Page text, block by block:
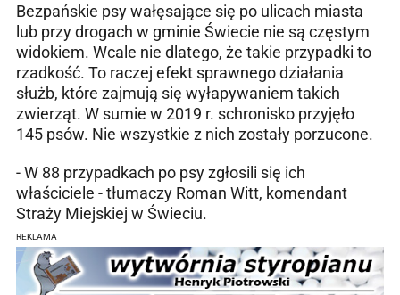
Bezpańskie psy wałęsające się po ulicach miasta
lub przy drogach w gminie Świecie nie są częstym
widokiem. Wcale nie dlatego, że takie przypadki to
rzadkość. To raczej efekt sprawnego działania
służb, które zajmują się wyłapywaniem takich
zwierząt. W sumie w 2019 r. schronisko przyjęło
145 psów. Nie wszystkie z nich zostały porzucone.
- W 88 przypadkach po psy zgłosili się ich
właściciele - tłumaczy Roman Witt, komendant
Straży Miejskiej w Świeciu.
REKLAMA